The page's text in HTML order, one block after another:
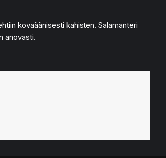
kovaäänisesti kahisten. Salamanteri
anovasti.